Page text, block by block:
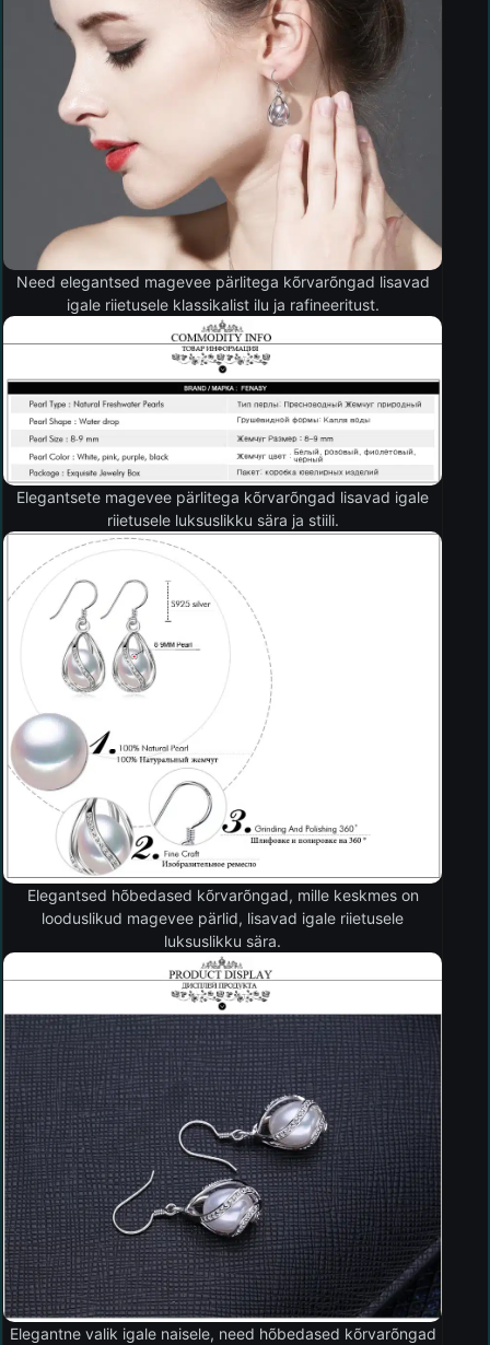
Need elegantsed magevee pärlitega kõrvarõngad lisavad
igale riietusele klassikalist ilu ja rafineeritust.
Elegantsete magevee pärlitega kõrvarõngad lisavad igale
riietusele luksuslikku sära ja stiili.
Elegantsed hõbedased kõrvarõngad, mille keskmes on
looduslikud magevee pärlid, lisavad igale riietusele
luksuslikku sära.
Elegantne valik igale naisele, need hõbedased kõrvarõngad